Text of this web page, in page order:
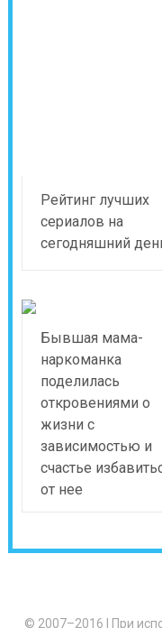
Рейтинг лучших
сериалов на
сегодняшний
Бывшая мама-
наркоманка
поделилась
откровениями о
жизни с
зависимостью и
счастье
от нее
© 2007–2016 При